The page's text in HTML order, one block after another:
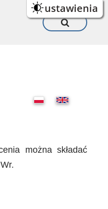
ustawienia
można składać